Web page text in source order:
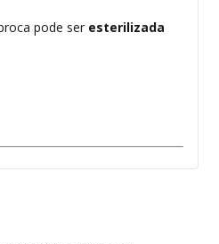
pode ser esterilizada